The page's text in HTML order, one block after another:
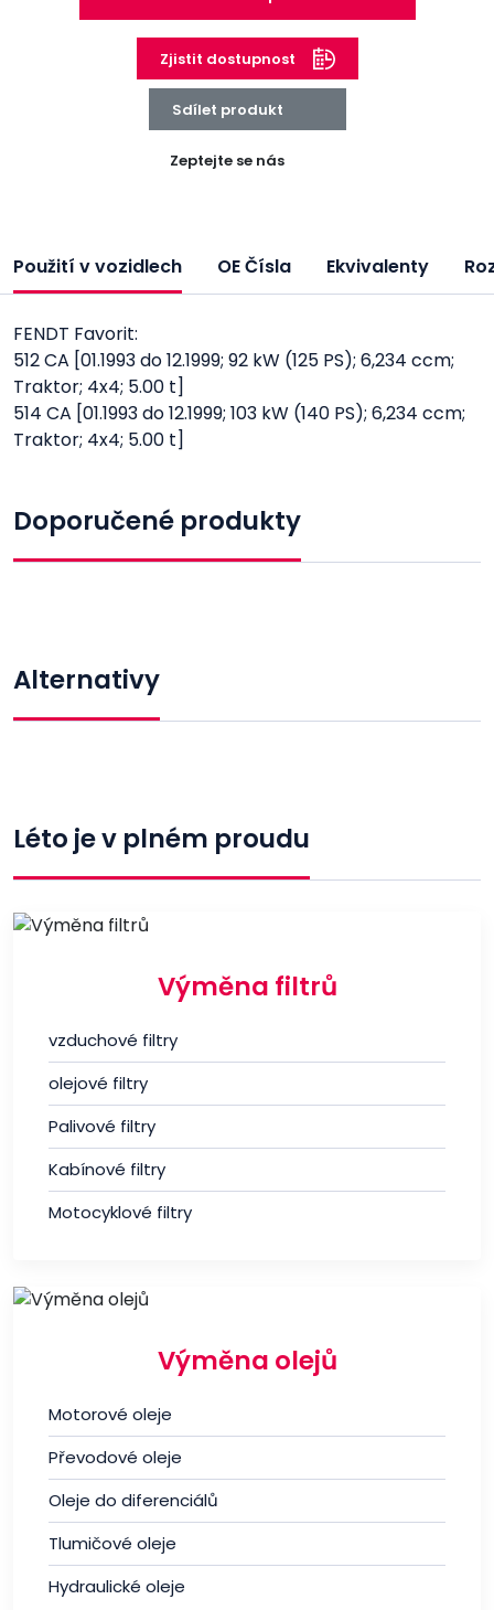
Zjistit dostupnost
Zeptejte se nás
Sdílet produkt
Použití v vozidlech OE Čísla Ekvivalenty
FENDT Favorit:
512 CA [01.1993 do 12.1999; 92 kW (125 PS); 6,234 ccm;
Traktor; 4x4; 5.00 t]
514 CA [01.1993 do 12.1999; 103 kW (140 PS); 6,234 ccm;
Traktor; 4x4; 5.00 t]
Doporučené produkty
Alternativy
Léto je v plném proudu
Výměna filtrů
vzduchové filtry
olejové filtry
Palivové filtry
Kabínové filtry
Motocyklové filtry
Výměna olejů
Motorové oleje
Převodové oleje
Oleje do diferenciálů
Tlumičové oleje
Hydraulické oleje